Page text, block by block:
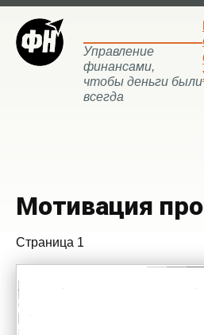
Управление
финансами,
чтобы деньги были
всегда
Мотивация
Страница 1